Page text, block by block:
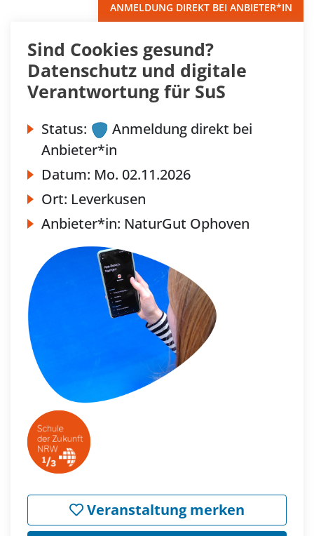
ANMELDUNG DIREKT BEI ANBIETER*IN
Sind Cookies gesund?
Datenschutz und digitale
Verantwortung für SuS
Status:
Anmeldung direkt bei
Anbieter*in
Datum: Mo. 02.11.2026
Ort: Leverkusen
Anbieter*in: NaturGut Ophoven
Veranstaltung merken